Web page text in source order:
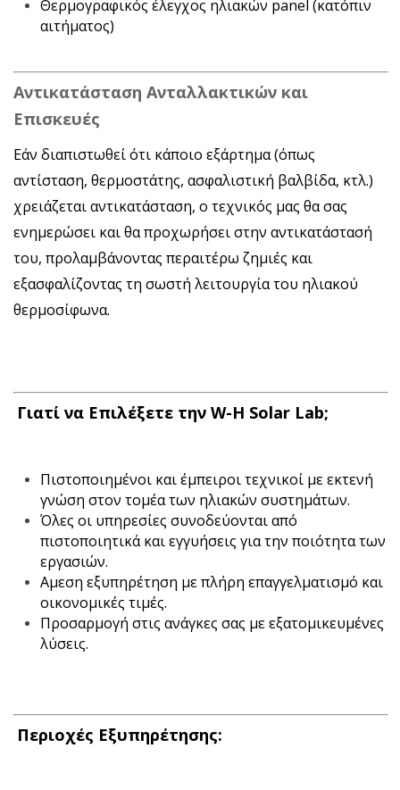
Θερμογραφικός έλεγχος ηλιακών panel (κατόπιν
αιτήματος)
Αντικατάσταση Ανταλλακτικών και
Επισκευές
Εάν διαπιστωθεί ότι κάποιο εξάρτημα (όπως
αντίσταση, θερμοστάτης, ασφαλιστική βαλβίδα, κτλ.)
χρειάζεται αντικατάσταση, ο τεχνικός μας θα σας
ενημερώσει και θα προχωρήσει στην αντικατάστασή
του, προλαμβάνοντας περαιτέρω ζημιές και
εξασφαλίζοντας τη σωστή λειτουργία του ηλιακού
θερμοσίφωνα.
Γιατί να Επιλέξετε την W-H Solar Lab;
Πιστοποιημένοι και έμπειροι τεχνικοί με εκτενή
γνώση στον τομέα των ηλιακών συστημάτων.
Όλες οι υπηρεσίες συνοδεύονται από
πιστοποιητικά και εγγυήσεις για την ποιότητα των
εργασιών.
Αμεση εξυπηρέτηση με πλήρη επαγγελματισμό και
οικονομικές τιμές.
Προσαρμογή στις ανάγκες σας με εξατομικευμένες
λύσεις.
Περιοχές Εξυπηρέτησης: